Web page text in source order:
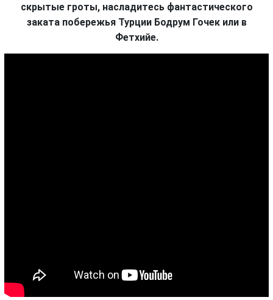
скрытые гроты, насладитесь фантастического
заката побережья Турции Бодрум Гочек или в
Фетхийе.